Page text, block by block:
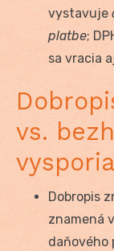
vystavuje
platbe;
sa vracia
vs.
Dobropis
znamená
daňového